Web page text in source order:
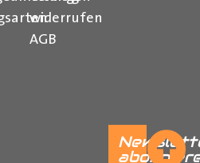
widerrufen
AGB